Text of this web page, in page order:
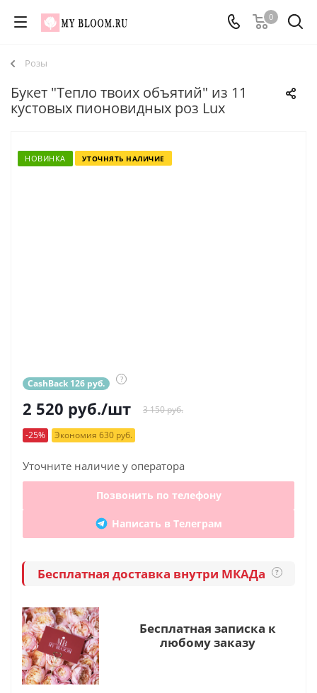
0
Розы
Букет "Тепло твоих объятий" из 11
кустовых пионовидных роз Lux
НОВИНКА УТОЧНЯТЬ НАЛИЧИЕ
CashBack 126 руб. ?
2 520 руб./шт 3 150 руб.
-25% Экономия 630 руб.
Уточните наличие у оператора
Позвонить по телефону
Написать в Телеграм
Бесплатная доставка внутри МКАДа ?
Бесплатная записка к
любому заказу